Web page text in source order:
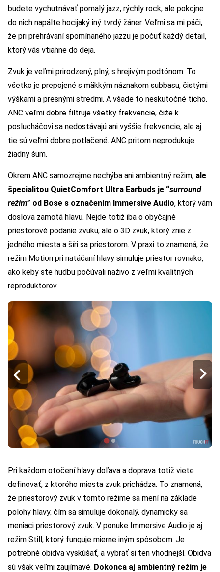
budete vychutnávať pomalý jazz, rýchly rock, ale pokojne
do nich napálte hocijaký iný tvrdý žáner. Veľmi sa mi páči,
že pri prehrávaní spomínaného jazzu je počuť každý detail,
ktorý vás vtiahne do deja.
Zvuk je veľmi prirodzený, plný, s hrejivým podtónom. To
všetko je prepojené s mäkkým náznakom subbasu, čistými
výškami a presnými stredmi. A všade to neskutočné ticho.
ANC veľmi dobre filtruje všetky frekvencie, čiže k
poslucháčovi sa nedostávajú ani vyššie frekvencie, ale aj
tie sú veľmi dobre potlačené. ANC pritom neprodukuje
žiadny šum.
Okrem ANC samozrejme nechýba ani ambientný režim, ale
špecialitou QuietComfort Ultra Earbuds je “surround
režim” od Bose s označením Immersive Audio, ktorý vám
doslova zamotá hlavu. Nejde totiž iba o obyčajné
priestorové podanie zvuku, ale o 3D zvuk, ktorý znie z
jedného miesta a šíri sa priestorom. V praxi to znamená, že
režim Motion pri natáčaní hlavy simuluje priestor rovnako,
ako keby ste hudbu počúvali naživo z veľmi kvalitných
reproduktorov.
Pri každom otočení hlavy doľava a doprava totiž viete
definovať, z ktorého miesta zvuk prichádza. To znamená,
že priestorový zvuk v tomto režime sa mení na základe
polohy hlavy, čím sa simuluje dokonalý, dynamicky sa
meniaci priestorový zvuk. V ponuke Immersive Audio je aj
režim Still, ktorý funguje mierne iným spôsobom. Je
potrebné obidva vyskúšať, a vybrať si ten vhodnejší. Obidva
sú však veľmi zaujímavé. Dokonca aj ambientný režim je